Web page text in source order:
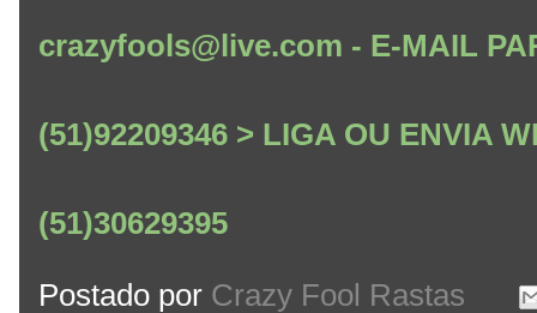
crazyfools@live.com - E-MAIL
(51)92209346 > LIGA OU ENVIA
(51)30629395
Postado por Crazy Fool Rastas